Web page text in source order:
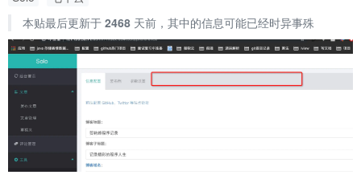
本贴最后更新于 2468天前，其中的信息可能已经时异事殊